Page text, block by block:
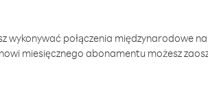
wykonywać połączenia międzynarodowe
miesięcznego abonamentu możesz